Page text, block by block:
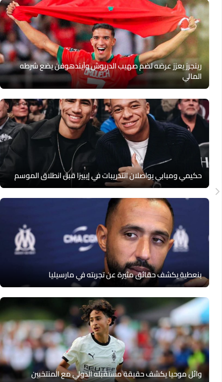
رينجرز يعزز عرضه لضم صهيب الدريوش وآيندهوفن يضع شرطه
المالي
حكيمي ومبابي يواصلان التدريبات في إيبيزا قبل انطلاق الموسم
بنعطية يكشف حقائق مثيرة عن تجربته في مارسيليا
وائل موحيا يكشف حقيقة مستقبله الدولي مع المنتخبين